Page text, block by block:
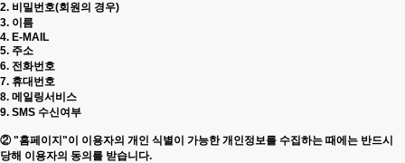
2. 비밀번호(회원의 경우)
3. 이름
4. E-MAIL
5. 주소
6. 전화번호
7. 휴대번호
8. 메일링서비스
9. SMS 수신여부
② "홈페이지"이 이용자의 개인 식별이 가능한 개인정보를 수집하는 때에는 반드시
당해 이용자의 동의를 받습니다.